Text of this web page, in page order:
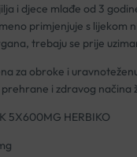
i djece mlađe od 3
primjenjuje s lijekom
trebaju se prije
za obroke i
i zdravog načina
5X600MG HERBIKO